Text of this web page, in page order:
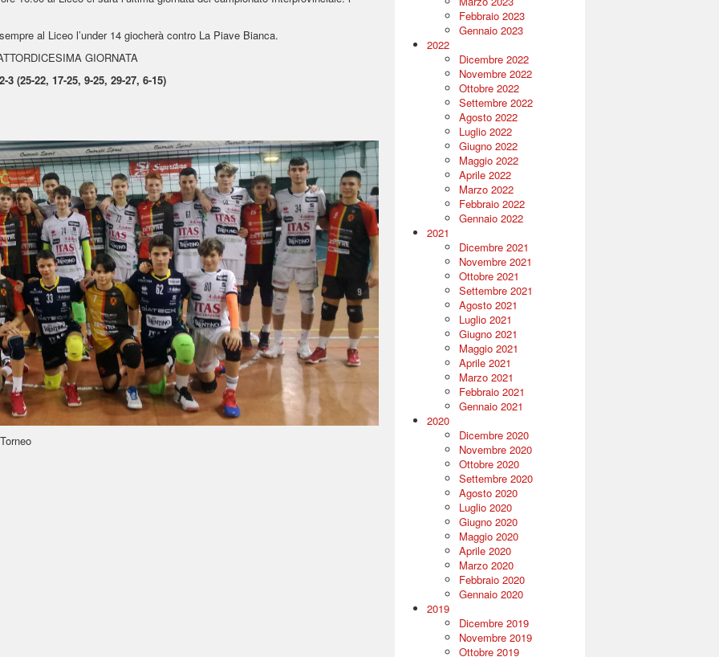
al Liceo l’under 14 giocherà contro La Piave Bianca.
GIORNATA
(25-22, 17-25, 9-25, 29-27, 6-15)
Febbraio 2023
Gennaio 2023
2022
Dicembre 2022
Novembre 2022
Ottobre 2022
Settembre 2022
Agosto 2022
Luglio 2022
Giugno 2022
Maggio 2022
Aprile 2022
Marzo 2022
Febbraio 2022
Gennaio 2022
2021
Dicembre 2021
Novembre 2021
Ottobre 2021
Settembre 2021
Agosto 2021
Luglio 2021
Giugno 2021
Maggio 2021
Aprile 2021
Marzo 2021
Febbraio 2021
Gennaio 2021
2020
Dicembre 2020
Novembre 2020
Ottobre 2020
Settembre 2020
Agosto 2020
Luglio 2020
Giugno 2020
Maggio 2020
Aprile 2020
Marzo 2020
Febbraio 2020
Gennaio 2020
2019
Dicembre 2019
Novembre 2019
Ottobre 2019